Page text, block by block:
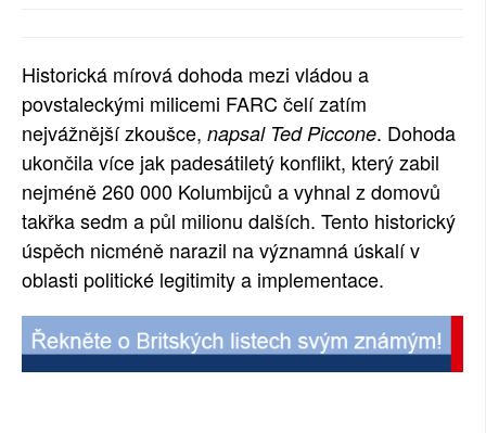
PŘÍSPĚVKY NA PROVOZ
SOCIÁLNÍ SÍTĚ
RUBRIKY
PLNÁ VERZE STRÁNEK
Historická mírová dohoda mezi vládou a
povstaleckými milicemi FARC čelí zatím
nejvážnější zkoušce, napsal Ted Piccone. Dohoda
ukončila více jak padesátiletý konflikt, který zabil
nejméně 260 000 Kolumbijců a vyhnal z domovů
takřka sedm a půl milionu dalších. Tento historický
úspěch nicméně narazil na významná úskalí v
oblasti politické legitimity a implementace.